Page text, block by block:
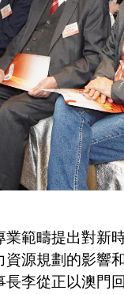
疇提出對新
源規劃的影響
李從正以澳門